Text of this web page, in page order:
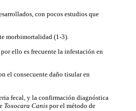
con pocos estudios que
morbimortalidad (1-3).
ello es frecuente la infestación en
el consecuente daño tisular en
fecal, y la confirmación diagnóstica
Toxocara Canis por el método de